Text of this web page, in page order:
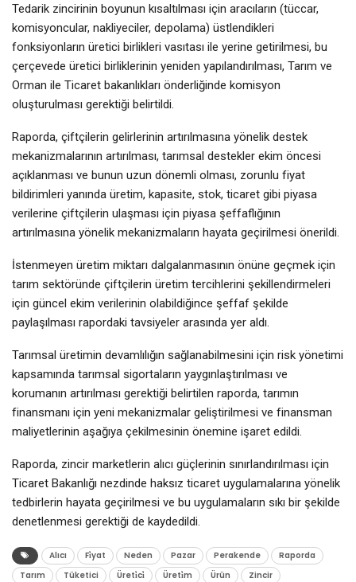
Tedarik zincirinin boyunun kısaltılması için aracıların (tüccar,
komisyoncular, nakliyeciler, depolama) üstlendikleri
fonksiyonların üretici birlikleri vasıtası ile yerine getirilmesi, bu
çerçevede üretici birliklerinin yeniden yapılandırılması, Tarım ve
Orman ile Ticaret bakanlıkları önderliğinde komisyon
oluşturulması gerektiği belirtildi.
Raporda, çiftçilerin gelirlerinin artırılmasına yönelik destek
mekanizmalarının artırılması, tarımsal destekler ekim öncesi
açıklanması ve bunun uzun dönemli olması, zorunlu fiyat
bildirimleri yanında üretim, kapasite, stok, ticaret gibi piyasa
verilerine çiftçilerin ulaşması için piyasa şeffaflığının
artırılmasına yönelik mekanizmaların hayata geçirilmesi önerildi.
İstenmeyen üretim miktarı dalgalanmasının önüne geçmek için
tarım sektöründe çiftçilerin üretim tercihlerini şekillendirmeleri
için güncel ekim verilerinin olabildiğince şeffaf şekilde
paylaşılması rapordaki tavsiyeler arasında yer aldı.
Tarımsal üretimin devamlılığın sağlanabilmesini için risk yönetimi
kapsamında tarımsal sigortaların yaygınlaştırılması ve
korumanın artırılması gerektiği belirtilen raporda, tarımın
finansmanı için yeni mekanizmalar geliştirilmesi ve finansman
maliyetlerinin aşağıya çekilmesinin önemine işaret edildi.
Raporda, zincir marketlerin alıcı güçlerinin sınırlandırılması için
Ticaret Bakanlığı nezdinde haksız ticaret uygulamalarına yönelik
tedbirlerin hayata geçirilmesi ve bu uygulamaların sıkı bir şekilde
denetlenmesi gerektiği de kaydedildi.
Alıcı Fi̇yat Neden Pazar Perakende
Raporda
Tarım
Tüketici Üreti̇ci̇ Üreti̇m Ürün Zincir